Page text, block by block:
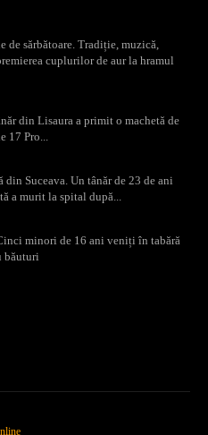
de sărbătoare. Tradiție, muzică,
cuplurilor de aur la hramul
din Lisaura a primit o machetă de
17 Pro...
Suceava. Un tânăr de 23 de ani
a murit la spital după...
minori de 16 ani veniți în tabără
băuturi